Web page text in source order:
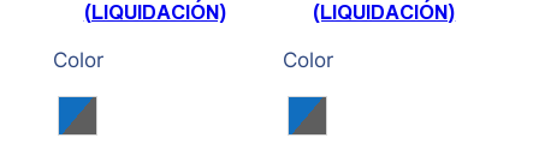
(LIQUIDACIÓN)
Color
Royal / Gris
(LIQUIDACIÓN)
Color
Royal / Gris